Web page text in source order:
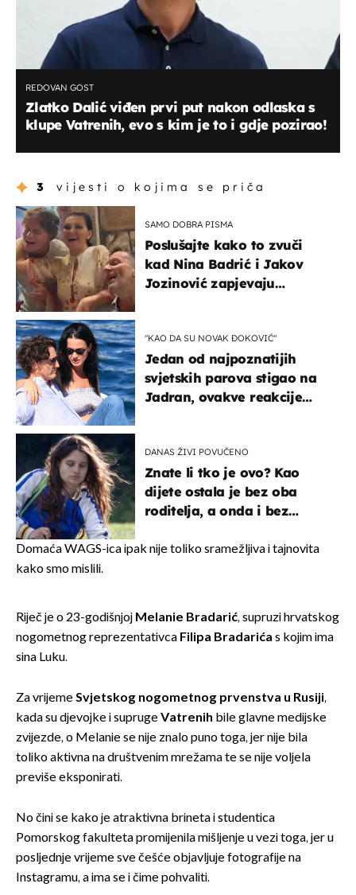
REDOVAN GOST
Zlatko Dalić viđen prvi put nakon odlaska s
klupe Vatrenih, evo s kim je to i gdje pozirao!
3 vijesti o kojima se priča
SAMO DOBRA PISMA
Poslušajte kako to zvuči
kad Nina Badrić i Jakov
Jozinović zapjevaju
"KAO DA SU NOVAK ĐOKOVIĆ"
Jedan od najpoznatijih
svjetskih parova stigao na
Jadran, ovakve reakcije
DANAS ŽIVI POVUČENO
Znate li tko je ovo? Kao
dijete ostala je bez oba
roditelja, a onda i bez
naslijediti
Domaća WAGS-ica ipak nije toliko sramežljiva i tajnovita
kako smo mislili.
Riječ je o 23-godišnjoj Melanie Bradarić, supruzi hrvatskog
nogometnog reprezentativca Filipa Bradarića s kojim ima
sina Luku.
Za vrijemeSvjetskog nogometnog prvenstva u Rusiji,
kada su djevojke i suprugeVatrenih bile glavne medijske
zvijezde, o Melanie se nije znalo puno toga, jer nije bila
toliko aktivna na društvenim mrežama te se nije voljela
previše eksponirati.
No čini se kako je atraktivna brineta i studentica
Pomorskog fakulteta promijenila mišljenje u vezi toga, jer u
posljednje vrijeme sve češće objavljuje fotografije na
Instagramu, a ima se i čime pohvaliti.